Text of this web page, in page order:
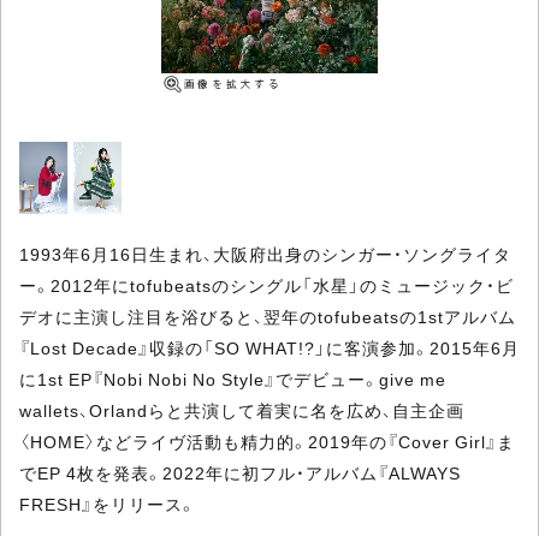
1993年6月16日生まれ、大阪府出身のシンガー・ソングライタ
ー。2012年にtofubeatsのシングル「水星」のミュージック・ビ
デオに主演し注目を浴びると、翌年のtofubeatsの1stアルバム
『Lost Decade』収録の「SO WHAT!?」に客演参加。2015年6月
に1st EP『Nobi Nobi No Style』でデビュー。give me
wallets、Orlandらと共演して着実に名を広め、自主企画
〈HOME〉などライヴ活動も精力的。2019年の『Cover Girl』ま
でEP 4枚を発表。2022年に初フル・アルバム『ALWAYS
FRESH』をリリース。